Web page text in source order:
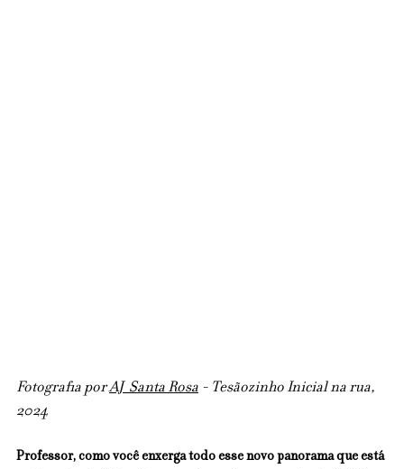
Fotografia por AJ  Santa Rosa - Tesãozinho Inicial na rua,
2024
Professor, como você enxerga todo esse novo panorama que está